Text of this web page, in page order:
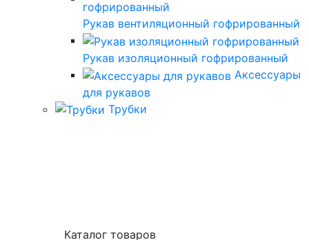
Рукав вентиляционный гофрированный
Рукав изоляционный гофрированный
Аксессуары
для рукавов
Трубки
Каталог товаров